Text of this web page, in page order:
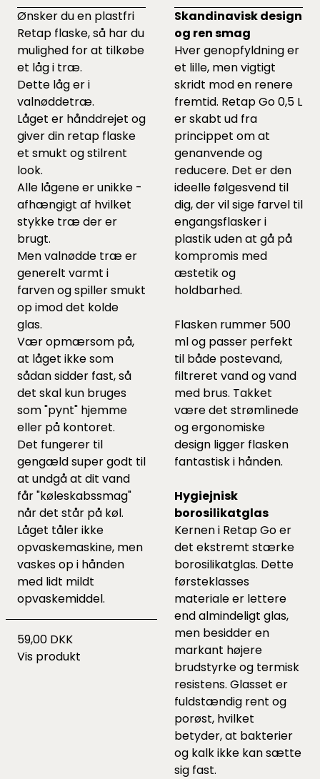
Ønsker du en plastfri
Retap flaske, så har du
mulighed for at tilkøbe
et låg i træ.
Dette låg er i
valnøddetræ.
Låget er hånddrejet og
giver din retap flaske
et smukt og stilrent
look.
Alle lågene er unikke -
afhængigt af hvilket
stykke træ der er
brugt.
Men valnødde træ er
generelt varmt i
farven og spiller smukt
op imod det kolde
glas.
Vær opmærsom på,
at låget ikke som
sådan sidder fast, så
det skal kun bruges
som "pynt" hjemme
eller på kontoret.
Det fungerer til
gengæld super godt til
at undgå at dit vand
får "køleskabssmag"
når det står på køl.
Låget tåler ikke
opvaskemaskine, men
vaskes op i hånden
med lidt mildt
opvaskemiddel.
59,00 DKK
Vis produkt
Skandinavisk design
og ren smag
Hver genopfyldning er
et lille, men vigtigt
skridt mod en renere
fremtid. Retap Go 0,5 L
er skabt ud fra
princippet om at
genanvende og
reducere. Det er den
ideelle følgesvend til
dig, der vil sige farvel til
engangsflasker i
plastik uden at gå på
kompromis med
æstetik og
holdbarhed.
Flasken rummer 500
ml og passer perfekt
til både postevand,
filtreret vand og vand
med brus. Takket
være det strømlinede
og ergonomiske
design ligger flasken
fantastisk i hånden.
Hygiejnisk
borosilikatglas
Kernen i Retap Go er
det ekstremt stærke
borosilikatglas. Dette
førsteklasses
materiale er lettere
end almindeligt glas,
men besidder en
markant højere
brudstyrke og termisk
resistens. Glasset er
fuldstændig rent og
porøst, hvilket
betyder, at bakterier
og kalk ikke kan sætte
sig fast.